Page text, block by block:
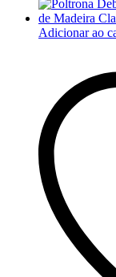
Adicionar ao